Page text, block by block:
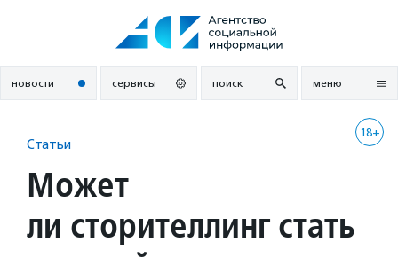
новости сервисы поиск меню
18+
Статьи
Может
ли сторителлинг стать